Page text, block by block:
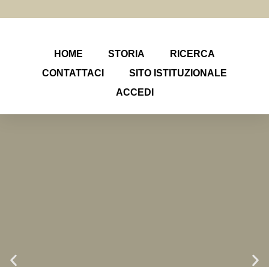
HOME STORIA
RICERCA
CONTATTACI
SITO ISTITUZIONALE
ACCEDI